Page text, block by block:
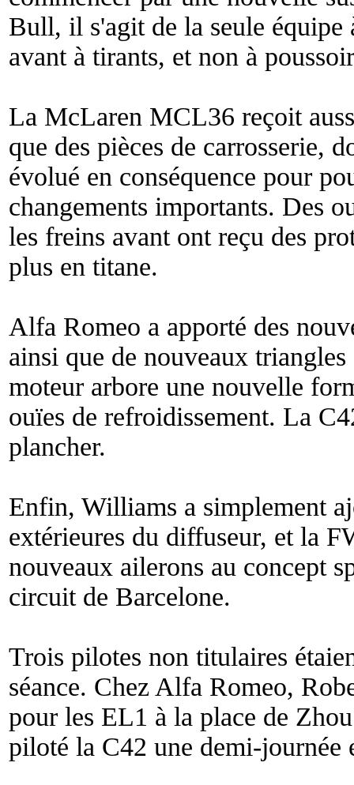
Bull, il s'agit de la seule équipe
avant à tirants, et non à
La McLaren MCL36 reçoit
que des pièces de carrosserie,
évolué en conséquence pour
changements importants. Des
les freins avant ont reçu des
plus en titane.
Alfa Romeo a apporté des
ainsi que de nouveaux
moteur arbore une nouvelle
ouïes de refroidissement. La
plancher.
Enfin, Williams a simplement
extérieures du diffuseur, et la
nouveaux ailerons au concept
circuit de Barcelone.
Trois pilotes non titulaires
séance. Chez Alfa Romeo,
pour les EL1 à la place de
piloté la C42 une demi-journée